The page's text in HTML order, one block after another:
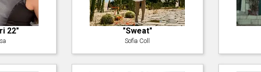
22" "Sweat"
Sofia Coll